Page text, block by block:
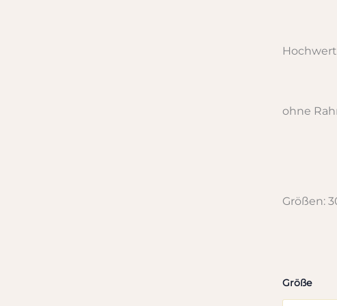
ohne
Größen:
Größe